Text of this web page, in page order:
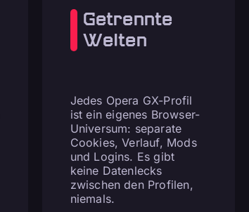
Getrennte
Welten
Jedes Opera GX-Profil
ist ein eigenes Browser-
Universum: separate
Cookies, Verlauf, Mods
und Logins. Es gibt
keine Datenlecks
zwischen den Profilen,
niemals.